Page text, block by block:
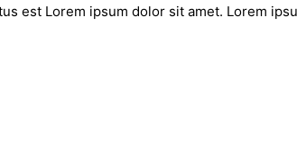
est Lorem ipsum dolor sit amet. Lorem